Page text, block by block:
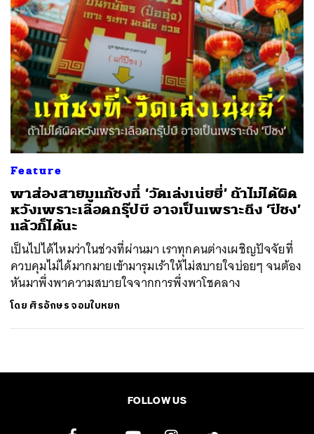
Feature
พาส่องสายมูแก้ชงที่ ‘วัดเล่งเน่ยยี่’ ถ้าไม่ได้ผิด
หวังเพราะเลือดกรุ๊ปบี อาจเป็นเพราะถึง ‘ปีชง’
แล้วก็ได้นะ
เป็นไปได้ไหมว่าในช่วงที่ผ่านมา เราทุกคนต่างเผชิญปัจจัยที่
ควบคุมไม่ได้มากมายเข้ามารุมเร้าให้ไม่สบายใจบ่อยๆ จนต้อง
หันมาพึ่งพาความสบายใจจากการพึ่งพาโชคลาง
โดย ศิรอักษร จอมใบหยก
FOLLOW US